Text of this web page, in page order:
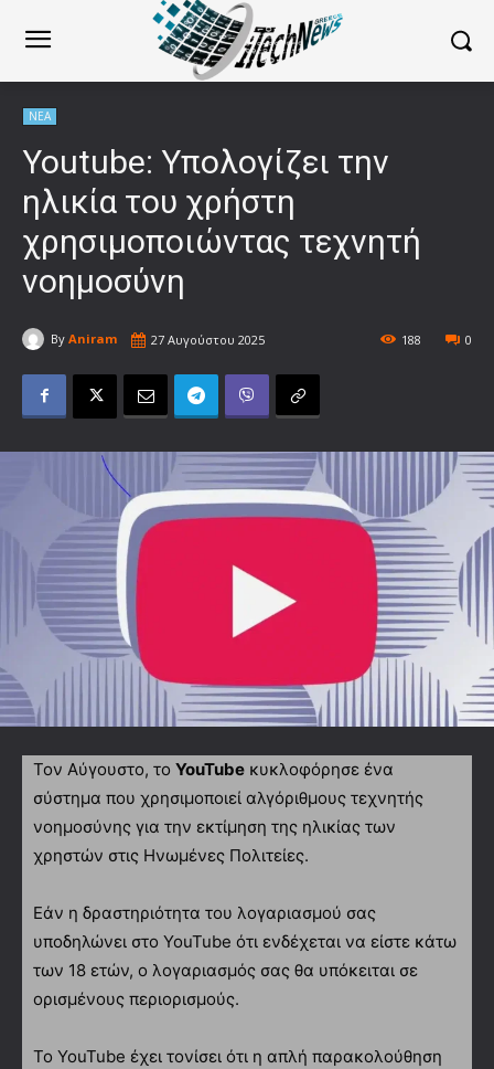
ΝΕΑ
Youtube: Υπολογίζει την
ηλικία του χρήστη
χρησιμοποιώντας τεχνητή
νοημοσύνη
By Aniram 27 Αυγούστου 2025 0
188
Τον Αύγουστο, το YouTube κυκλοφόρησε ένα
σύστημα που χρησιμοποιεί αλγόριθμους τεχνητής
νοημοσύνης για την εκτίμηση της ηλικίας των
χρηστών στις Ηνωμένες Πολιτείες.
Εάν η δραστηριότητα του λογαριασμού σας
υποδηλώνει στο YouTube ότι ενδέχεται να είστε κάτω
των 18 ετών, ο λογαριασμός σας θα υπόκειται σε
ορισμένους περιορισμούς.
Το YouTube έχει τονίσει ότι η απλή παρακολούθηση